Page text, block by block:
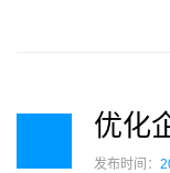
发布时间：